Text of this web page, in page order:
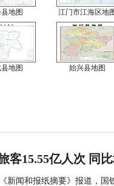
地图 江门市江海区地
地图 始兴县地图
客15.55亿人次 同
新闻和报纸摘要》报道，